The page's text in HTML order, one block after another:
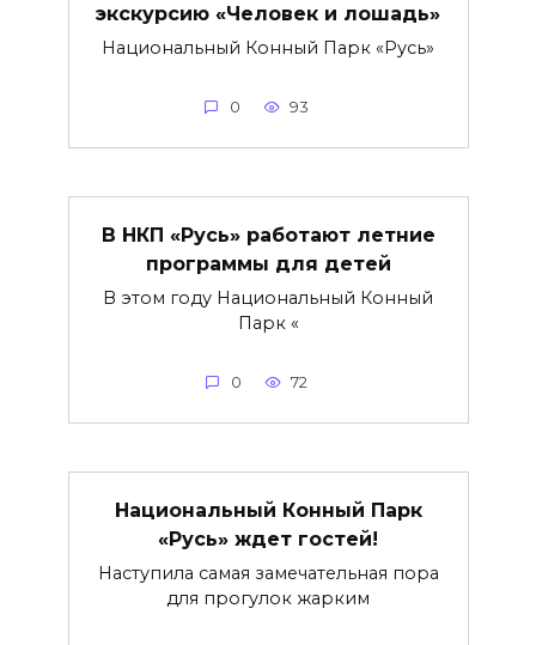
экскурсию «Человек и лошадь»
Национальный Конный Парк «Русь»
0 93
В НКП «Русь» работают летние
программы для детей
В этом году Национальный Конный
Парк «
0 72
Национальный Конный Парк
«Русь» ждет гостей!
Наступила самая замечательная пора
для прогулок жарким